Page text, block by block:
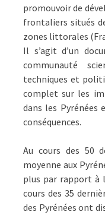
promouvoir de
frontaliers situés
zones littorales
Il s’agit d’un
communauté
techniques et
complet sur les
dans les Pyrénées
conséquences.
Au cours des 50
moyenne aux
plus par rapport à
cours des 35
des Pyrénées ont